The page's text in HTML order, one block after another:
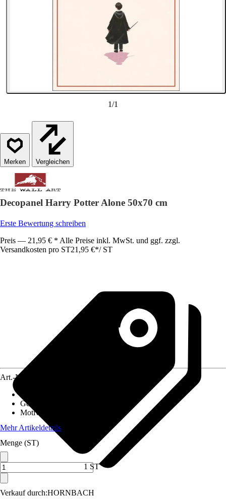
1/1
Vergleichen
Decopanel Harry Potter Alone 50x70 cm
Erste Bewertung schreiben
Preis — 21,95 € * Alle Preise inkl. MwSt. und ggf. zzgl.
Versandkosten pro ST21,95 €*/ ST
Verkauf durch:HORNBACH
Art.-Nr.
Gewicht
Motivkategorie
Mehr Artikeldetails
Menge (ST)
1 ST